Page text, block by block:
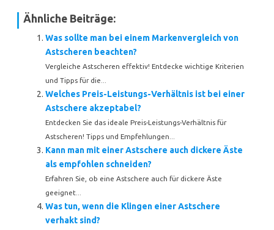
Ähnliche Beiträge:
Was sollte man bei einem Markenvergleich von
Astscheren beachten?
Vergleiche Astscheren effektiv! Entdecke wichtige Kriterien
und Tipps für die...
Welches Preis-Leistungs-Verhältnis ist bei einer
Astschere akzeptabel?
Entdecken Sie das ideale Preis-Leistungs-Verhältnis für
Astscheren! Tipps und Empfehlungen...
Kann man mit einer Astschere auch dickere Äste
als empfohlen schneiden?
Erfahren Sie, ob eine Astschere auch für dickere Äste
geeignet...
Was tun, wenn die Klingen einer Astschere
verhakt sind?